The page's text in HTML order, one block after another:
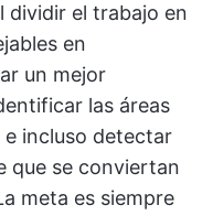
dividir el trabajo en
en
un mejor
las áreas
e incluso detectar
que se conviertan
meta es siempre